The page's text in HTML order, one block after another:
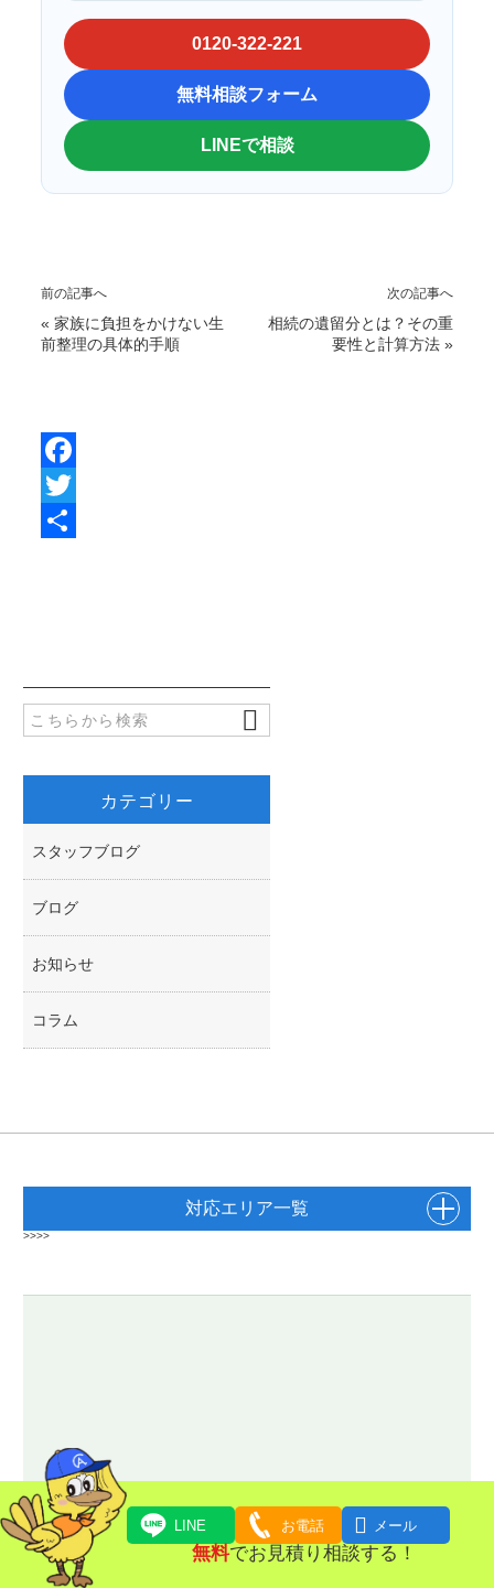
0120-322-221
無料相談フォーム
LINEで相談
前の記事へ
« 家族に負担をかけない生
前整理の具体的手順
次の記事へ
相続の遺留分とは？その重
要性と計算方法 »
F
カテゴリー
スタッフブログ
ブログ
お知らせ
コラム
対応エリア一覧
>>>>
LINE お電話  メール
無料でお見積り相談する！